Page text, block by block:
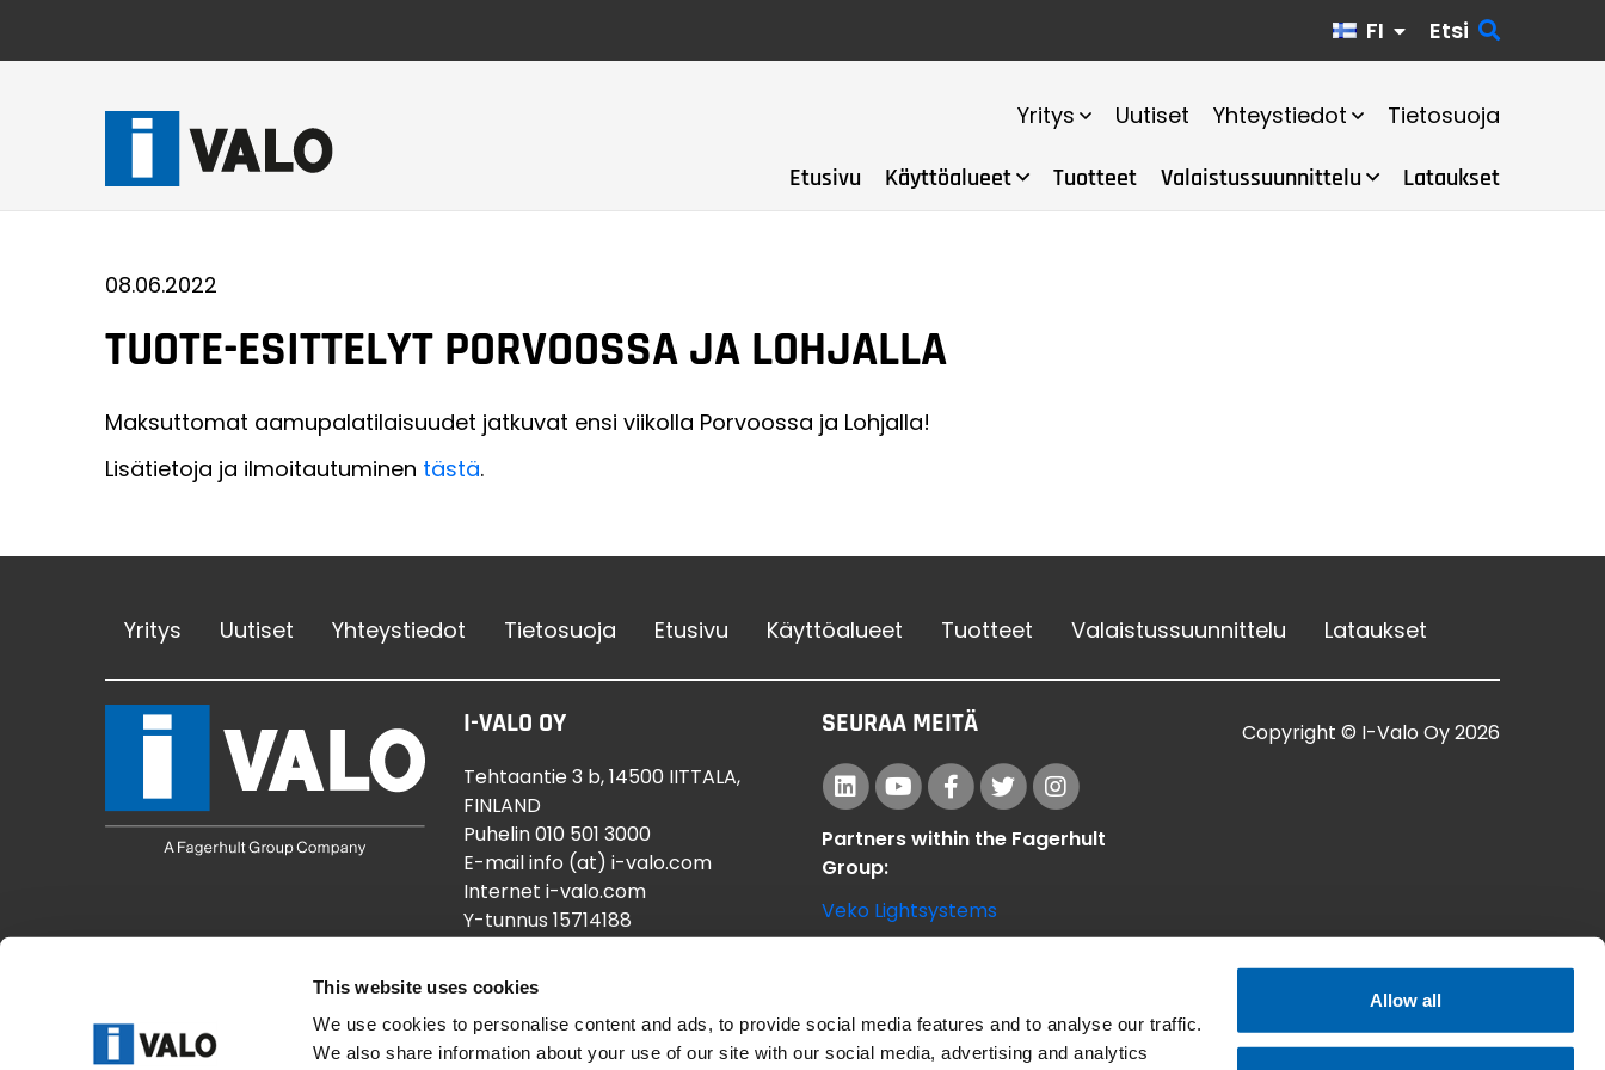
This website uses cookies
We use cookies to personalise content and ads, to provide social media features and to analyse our traffic.
We also share information about your use of our site with our social media, advertising and analytics
Allow all
FI Etsi
Yritys Uutiset Yhteystiedot Tietosuoja
Etusivu Käyttöalueet Tuotteet Valaistussuunnittelu Lataukset
08.06.2022
TUOTE-ESITTELYT PORVOOSSA JA LOHJALLA
Maksuttomat aamupalatilaisuudet jatkuvat ensi viikolla Porvoossa ja Lohjalla!
Lisätietoja ja ilmoitautuminen tästä.
Yritys Uutiset Yhteystiedot Tietosuoja Etusivu Käyttöalueet Tuotteet Valaistussuunnittelu Lataukset
I-VALO OY
Tehtaantie 3 b, 14500 IITTALA,
FINLAND
Puhelin 010 501 3000
E-mail info (at) i-valo.com
Internet i-valo.com
Y-tunnus 15714188
SEURAA MEITÄ
Partners within the Fagerhult
Group:
Veko Lightsystems
Copyright © I-Valo Oy 2026